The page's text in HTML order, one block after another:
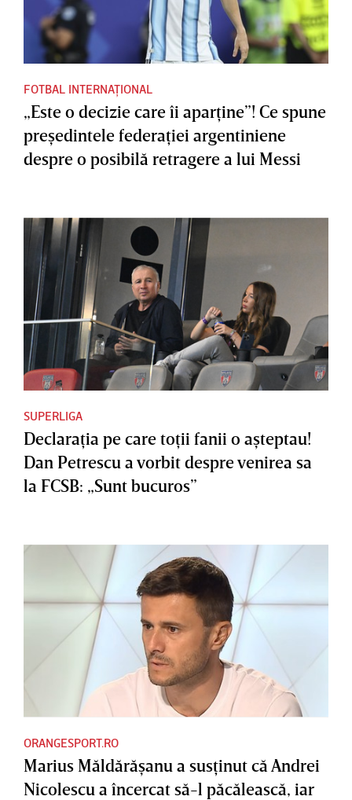
FOTBAL INTERNAȚIONAL
„Este o decizie care îi aparţine”! Ce spune
preşedintele federaţiei argentiniene
despre o posibilă retragere a lui Messi
SUPERLIGA
Declaraţia pe care toţii fanii o aşteptau!
Dan Petrescu a vorbit despre venirea sa
la FCSB: „Sunt bucuros”
ORANGESPORT.RO
Marius Măldărăşanu a susţinut că Andrei
Nicolescu a încercat să-l păcălească, iar